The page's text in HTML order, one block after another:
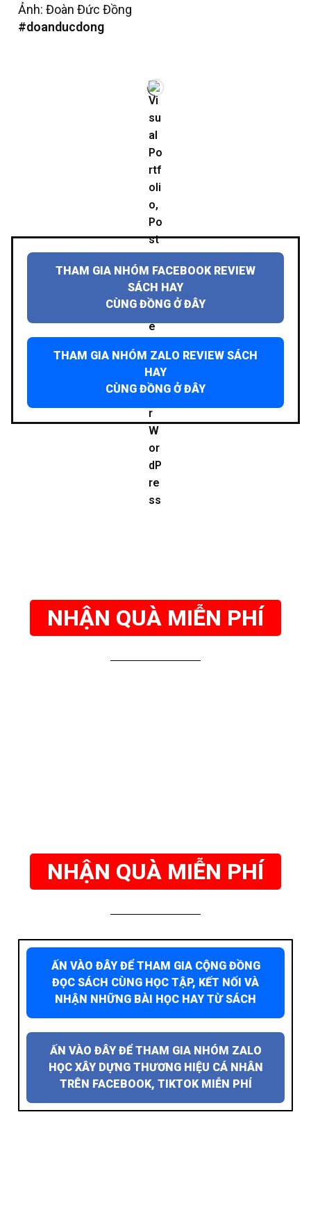
Ảnh: Đoàn Đức Đồng
#doanducdong
THAM GIA NHÓM FACEBOOK REVIEW
SÁCH HAY
CÙNG ĐỒNG Ở ĐÂY
THAM GIA NHÓM ZALO REVIEW SÁCH
HAY
CÙNG ĐỒNG Ở ĐÂY
NHẬN QUÀ MIỄN PHÍ
NHẬN QUÀ MIỄN PHÍ
ẤN VÀO ĐÂY ĐỂ THAM GIA CỘNG ĐỒNG
ĐỌC SÁCH CÙNG HỌC TẬP, KẾT NỐI VÀ
NHẬN NHỮNG BÀI HỌC HAY TỪ SÁCH
ẤN VÀO ĐÂY ĐỂ THAM GIA NHÓM ZALO
HỌC XÂY DỰNG THƯƠNG HIỆU CÁ NHÂN
TRÊN FACEBOOK, TIKTOK MIỄN PHÍ